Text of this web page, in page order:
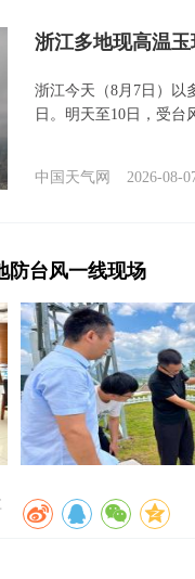
浙江多地现高温
浙江今天（8月7日）以
日。明天至10日，受台
中国天气网 2026-08-
防台风一线现场